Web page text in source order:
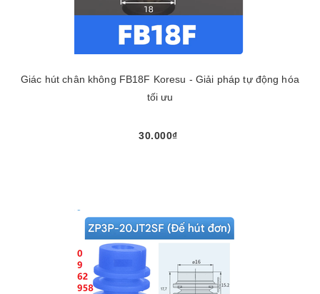
Giác hút chân không FB18F Koresu - Giải pháp tự động hóa
tối ưu
30.000₫